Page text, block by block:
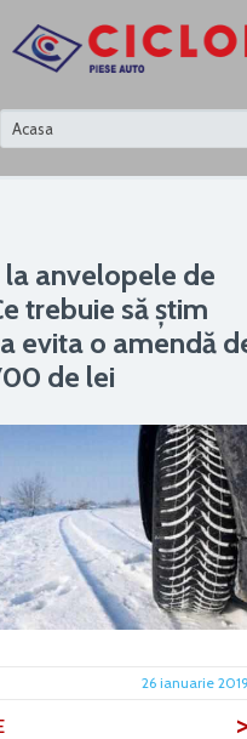
anvelopele de
trebuie să știm
evita o amendă
de lei
26 ianuarie 2019
>